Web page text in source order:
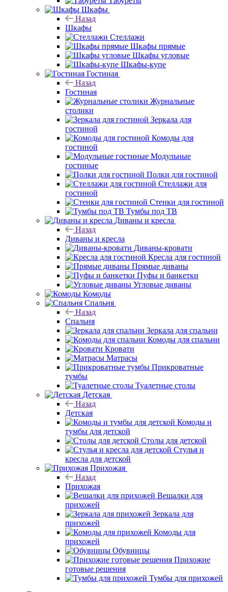
Шкафы
Назад
Шкафы
Стеллажи
Шкафы прямые
Шкафы угловые
Шкафы-купе
Гостиная
Назад
Гостиная
Журнальные
столики
Зеркала для
гостиной
Комоды для
гостиной
Модульные
гостиные
Полки для гостиной
Стеллажи для
гостиной
Стенки для гостиной
Тумбы под ТВ
Диваны и кресла
Назад
Диваны и кресла
Диваны-кровати
Кресла для гостиной
Прямые диваны
Пуфы и банкетки
Угловые диваны
Комоды
Спальня
Назад
Спальня
Зеркала для спальни
Комоды для спальни
Кровати
Матрасы
Прикроватные
тумбы
Туалетные столы
Детская
Назад
Детская
Комоды и
тумбы для детской
Столы для детской
Стулья и
кресла для детской
Прихожая
Назад
Прихожая
Вешалки для
прихожей
Зеркала для
прихожей
Комоды для
прихожей
Обувницы
Прихожие
готовые решения
Тумбы для прихожей